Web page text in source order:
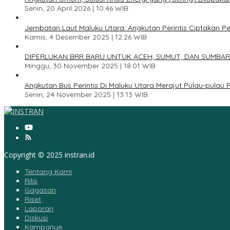
Senin, 20 April 2026 | 10:46 WIB
Jembatan Laut Maluku Utara: Angkutan Perintis Ciptakan
Kamis, 4 Desember 2025 | 12:26 WIB
DIPERLUKAN BRR BARU UNTUK ACEH, SUMUT, DAN SUMBAR
Minggu, 30 November 2025 | 18:01 WIB
Angkutan Bus Perintis Di Maluku Utara Merajut Pulau-pulau
Senin, 24 November 2025 | 13:13 WIB
Copyright © 2025 instran.id
Tentang Kami
Rilis
Gagasan
Riset
Laporan
Diskusi
Kampanye